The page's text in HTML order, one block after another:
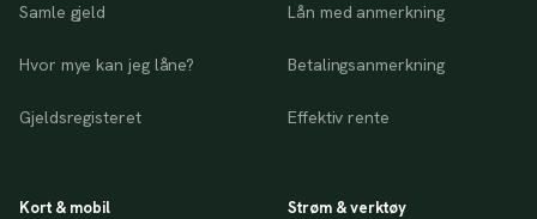
Samle gjeld
Hvor mye kan jeg låne?
Gjeldsregisteret
Lån med anmerkning
Betalingsanmerkning
Effektiv rente
Kort & mobil Strøm & verktøy